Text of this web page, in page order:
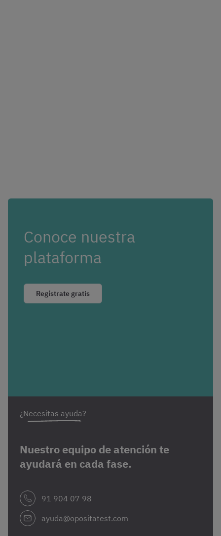
Conoce nuestra
plataforma
Regístrate gratis
¿Necesitas ayuda?
Nuestro equipo de atención te
ayudará en cada fase.
91 904 07 98
ayuda@opositatest.com